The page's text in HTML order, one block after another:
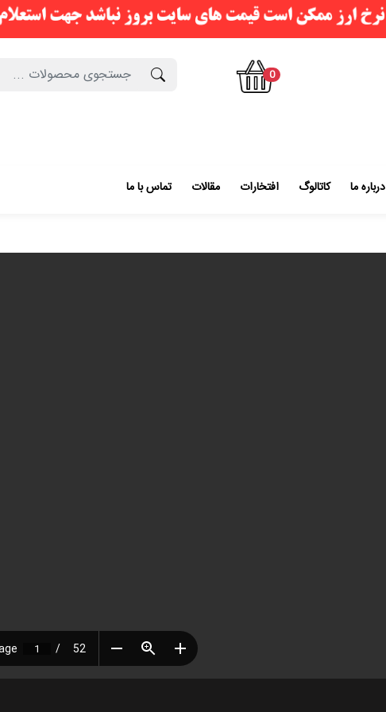
0
درباره ما کاتالوگ افتخارات مقالات تماس با ما